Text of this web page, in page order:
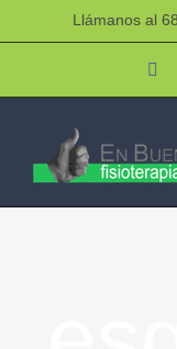
contenido
Llámanos al